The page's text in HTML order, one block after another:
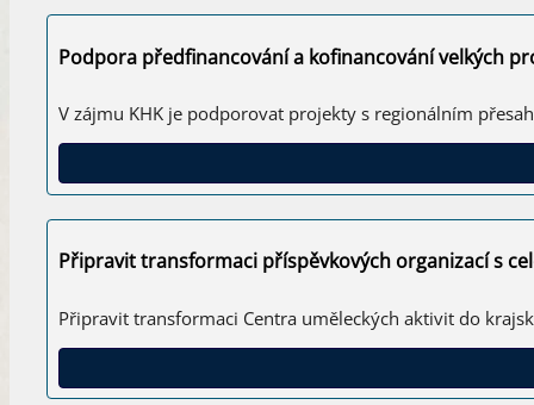
Podpora předfinancování a kofinancování velkých
V zájmu KHK je podporovat projekty s regionálním
Připravit transformaci příspěvkových organizací s
Připravit transformaci Centra uměleckých aktivit do